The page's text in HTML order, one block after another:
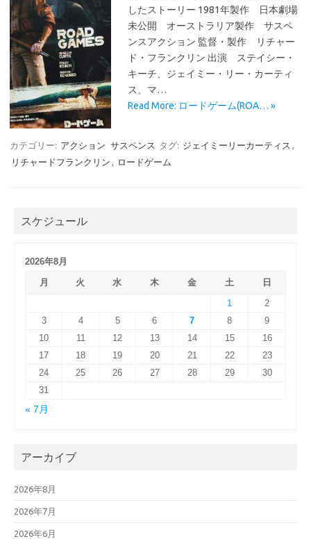
したストーリー 1981年製作 日本劇場
未公開 オーストラリア製作 サスペ
ンスアクション 監督・製作 リチャー
ド・フランクリン 出演 ステイシー・
キーチ、ジェイミー・リー・カーティ
ス、マ…
Read More: ロードゲーム(ROA… »
カテゴリー: アクション サスペンス タグ: ジェイミーリーカーティス ,
リチャードフランクリン , ロードゲーム
スケジュール
2026年8月
月
火 水 木 金 土
日
1
2
3
4 5 6 7 8
9
10
11 12 13 14 15
16
17
18 19 20 21 22
23
24
25 26 27 28 29
30
31
« 7月
アーカイブ
2026年8月
2026年7月
2026年6月